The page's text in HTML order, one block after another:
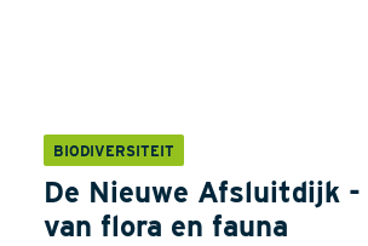
BIODIVERSITEIT
De Nieuwe Afsluitdijk -
van flora en fauna